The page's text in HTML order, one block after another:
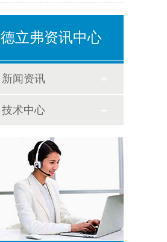
德立弗资讯中心
新闻资讯
技术中心